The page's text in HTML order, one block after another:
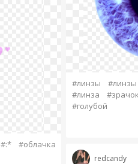
#:*
#облачка
#линзы
#линза
#голубой
redcandy